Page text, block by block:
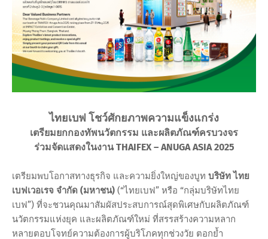
ไทยเบฟ โชว์ศักยภาพความแข็งแกร่ง
เตรียมยกกองทัพนวัตกรรม และผลิตภัณฑ์ครบวงจร
ร่วมจัดแสดงในงาน THAIFEX – ANUGA ASIA 2025
เตรียมพบโอกาสทางธุรกิจ และความยิ่งใหญ่ของบูท บริษัท ไทย
เบฟเวอเรจ จำกัด (มหาชน) (“ไทยเบฟ” หรือ “กลุ่มบริษัทไทย
เบฟ”) ที่จะชวนคุณมาสัมผัสประสบการณ์สุดพิเศษกับผลิตภัณฑ์
นวัตกรรมแห่งยุค และผลิตภัณฑ์ใหม่ ที่สรรสร้างความหลาก
หลายตอบโจทย์ความต้องการผู้บริโภคทุกช่วงวัย ตอกย้ำ